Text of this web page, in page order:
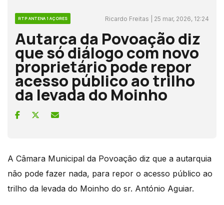
RTP ANTENA 1 AÇORES Ricardo Freitas | 25 mar, 2026, 12:24
Autarca da Povoação diz
que só diálogo com novo
proprietário pode repor
acesso público ao trilho
da levada do Moinho
A Câmara Municipal da Povoação diz que a autarquia
não pode fazer nada, para repor o acesso público ao
trilho da levada do Moinho do sr. António Aguiar.